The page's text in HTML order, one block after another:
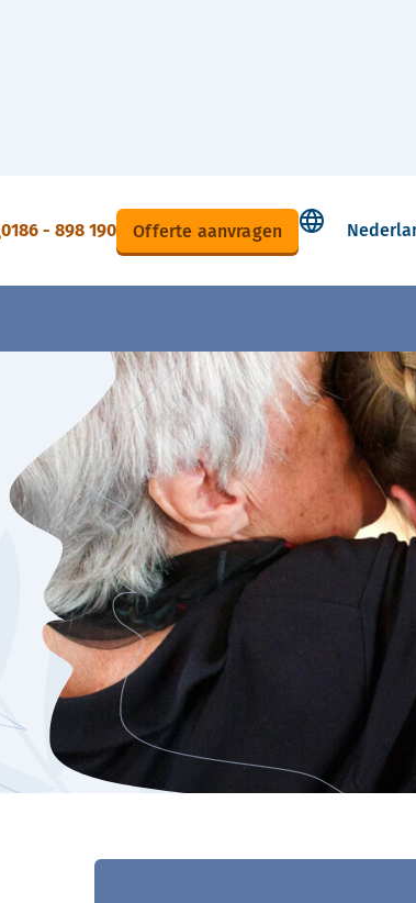
0186 - 898 190 Offerte aanvragen
Select language